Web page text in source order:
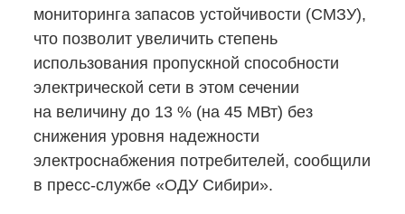
мониторинга запасов устойчивости (СМЗУ),
что позволит увеличить степень
использования пропускной способности
электрической сети в этом сечении
на величину до 13 % (на 45 МВт) без
снижения уровня надежности
электроснабжения потребителей, сообщили
в пресс-службе «ОДУ Сибири».